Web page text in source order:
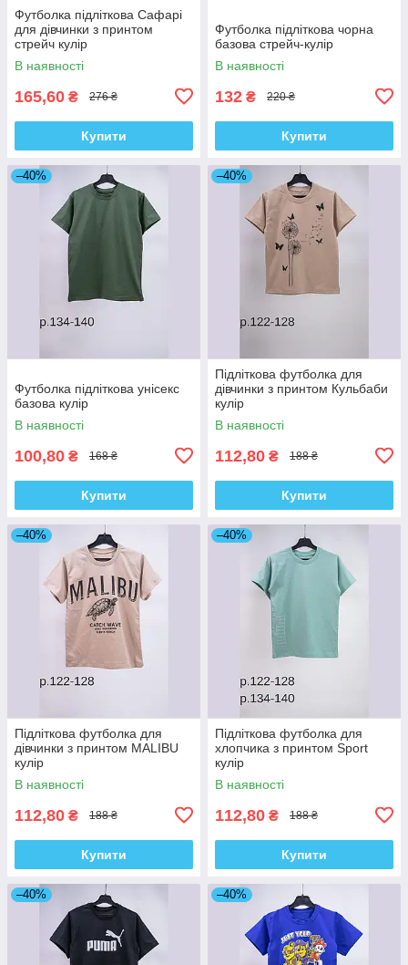
Футболка підліткова Сафарі
для дівчинки з принтом
стрейч кулір
В наявності
165,60 ₴ 276 ₴
Купити
Футболка підліткова чорна
базова стрейч-кулір
В наявності
132 ₴ 220 ₴
Купити
–40%
Футболка підліткова унісекс
базова кулір
В наявності
100,80 ₴ 168 ₴
Купити
–40%
Підліткова футболка для
дівчинки з принтом Кульбаби
кулір
В наявності
112,80 ₴ 188 ₴
Купити
–40%
Підліткова футболка для
дівчинки з принтом MALIBU
кулір
В наявності
112,80 ₴ 188 ₴
Купити
–40%
Підліткова футболка для
хлопчика з принтом Sport
кулір
В наявності
112,80 ₴ 188 ₴
Купити
–40% –40%